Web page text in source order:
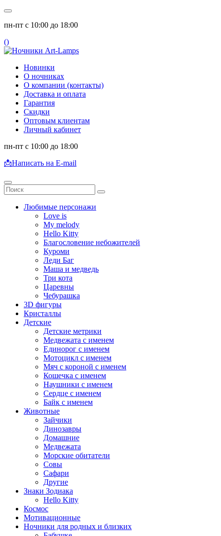
пн-пт с 10:00 до 18:00
()
Новинки
О ночниках
О компании (контакты)
Доставка и оплата
Гарантия
Скидки
Оптовым клиентам
Личный кабинет
пн-пт с 10:00 до 18:00
📩Написать на E-mail
Любимые персонажи
Love is
My melody
Hello Kitty
Благословение небожителей
Куроми
Леди Баг
Маша и медведь
Три кота
Царевны
Чебурашка
3D фигуры
Кристаллы
Детские
Детские метрики
Медвежата с именем
Единорог с именем
Мотоцикл с именем
Мяч с короной с именем
Кошечка с именем
Наушники с именем
Сердце с именем
Байк с именем
Животные
Зайчики
Динозавры
Домашние
Медвежата
Морские обитатели
Совы
Сафари
Другие
Знаки Зодиака
Hello Kitty
Космос
Мотивационные
Ночники для родных и близких